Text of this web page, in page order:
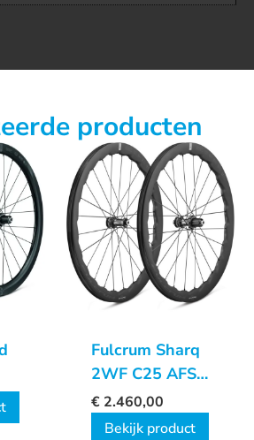
producten
Fulcrum Sharq
2WF C25 AFS
USB wielset
€ 2.460,00
Bekijk product